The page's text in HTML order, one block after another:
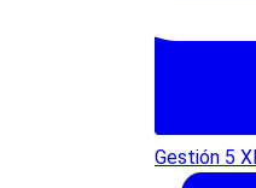
Gestión 5